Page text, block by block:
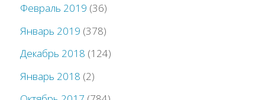
Февраль 2019 (36)
Январь 2019 (378)
Декабрь 2018 (124)
Январь 2018 (2)